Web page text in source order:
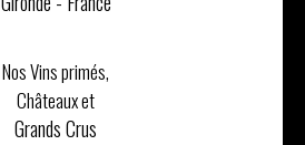
Nos Vins primés,
Châteaux et
Grands Crus